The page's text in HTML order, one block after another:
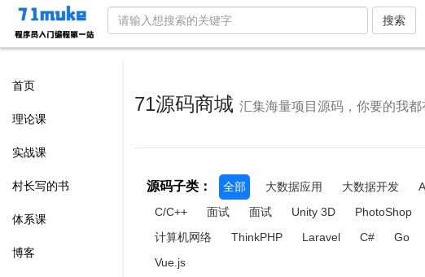
搜索
首页
理论课
实战课
村长写的书
体系课
博客
71源码商城 汇集海量项目源码，你要的我都
源码子类： 全部 大数据应用 大数据开发
C/C++
面试 面试 Unity 3D PhotoShop
计算机网络
ThinkPHP Laravel C# Go
Vue.js